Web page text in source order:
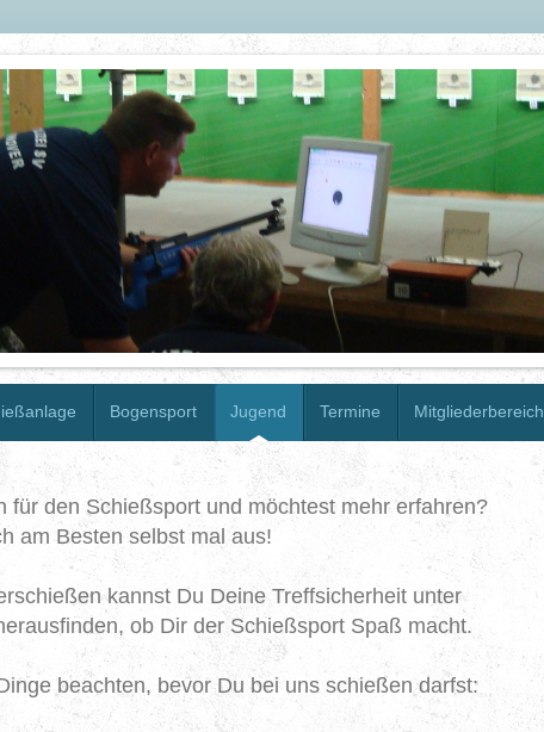
Bogensport Jugend Termine Mitgliederbereich
für den Schießsport und möchtest mehr erfahren?
am Besten selbst mal aus!
kannst Du Deine Treffsicherheit unter
ob Dir der Schießsport Spaß macht.
beachten, bevor Du bei uns schießen darfst: